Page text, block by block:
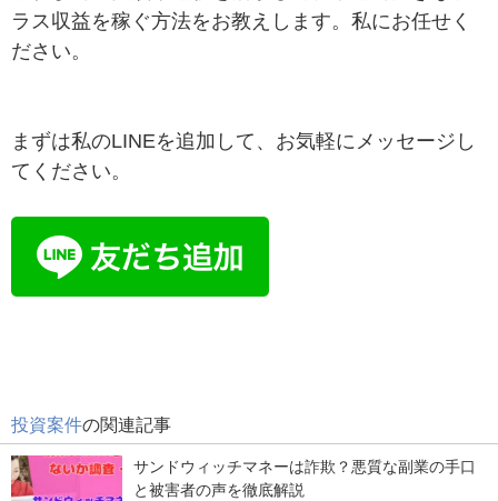
ラス収益を稼ぐ方法をお教えします。私にお任せく
ださい。
まずは私のLINEを追加して、お気軽にメッセージし
てください。
投資案件の関連記事
サンドウィッチマネーは詐欺？悪質な副業の手口
と被害者の声を徹底解説